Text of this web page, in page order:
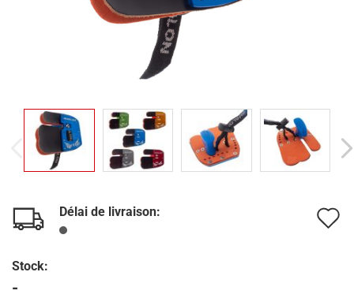
Délai de livraison:
Stock:
-